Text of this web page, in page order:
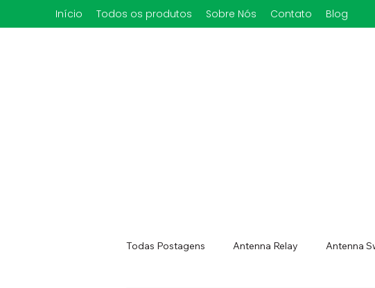
Início Todos os produtos Sobre Nós Contato Blog
Todas Postagens Antenna Relay Antenna